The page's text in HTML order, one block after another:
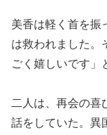
美香は軽く首を振
は救われました。
ごく嬉しいです」
二人は、再会の喜
話をしていた。異